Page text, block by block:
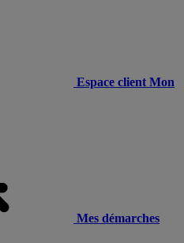
Espace client Mon
Mes démarches